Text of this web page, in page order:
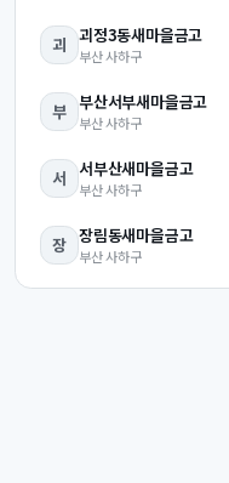
괴 괴정3동새마을금고
부산사하구
부 부산서부새마을금고
부산사하구
서 서부산새마을금고
부산사하구
장 장림동새마을금고
부산사하구